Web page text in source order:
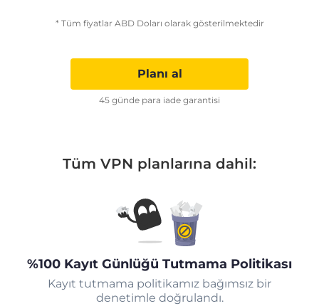
* Tüm fiyatlar ABD Doları olarak gösterilmektedir
Planı al
45 günde para iade garantisi
Tüm VPN planlarına dahil:
%100 Kayıt Günlüğü Tutmama Politikası
Kayıt tutmama politikamız bağımsız bir
denetimle doğrulandı.